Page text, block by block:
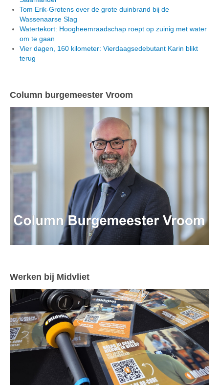
Tom Erik-Grotens over de grote duinbrand bij de
Wassenaarse Slag
Watertekort: Hoogheemraadschap roept op zuinig met water
om te gaan
Vier dagen, 160 kilometer: Vierdaagsedebutant Karin blikt
terug
Column burgemeester Vroom
Werken bij Midvliet